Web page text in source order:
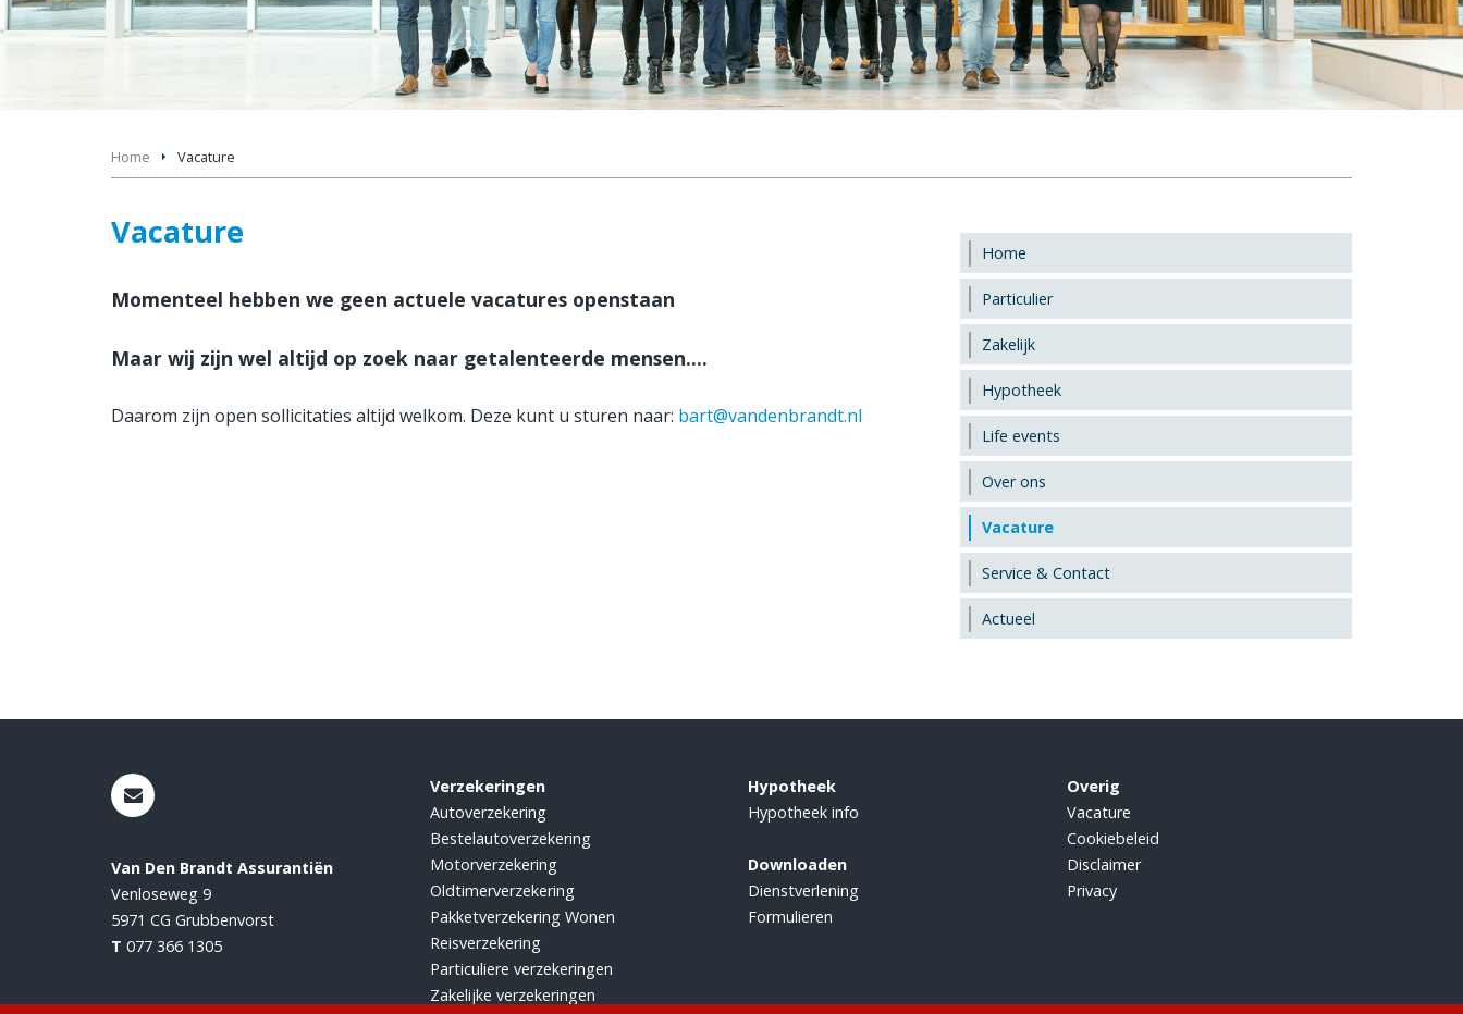
Home Vacature
Vacature
Momenteel hebben we geen actuele vacatures openstaan
Maar wij zijn wel altijd op zoek naar getalenteerde mensen....
Daarom zijn open sollicitaties altijd welkom. Deze kunt u sturen naar: bart@vandenbrandt.nl
Home
Particulier
Zakelijk
Hypotheek
Life events
Over ons
Vacature
Service & Contact
Actueel
Van Den Brandt Assurantiën
Venloseweg 9
5971 CG Grubbenvorst
T 077 366 1305
Verzekeringen
Autoverzekering
Bestelautoverzekering
Motorverzekering
Oldtimerverzekering
Pakketverzekering Wonen
Reisverzekering
Particuliere verzekeringen
Zakelijke verzekeringen
Hypotheek
Hypotheek info
Downloaden
Dienstverlening
Formulieren
Overig
Vacature
Cookiebeleid
Disclaimer
Privacy